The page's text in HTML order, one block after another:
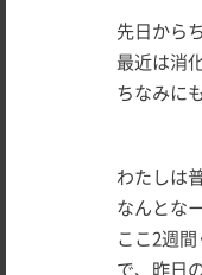
先日から
最近は消
ちなみに
わたしは
なんとな
ここ2週
で、昨日